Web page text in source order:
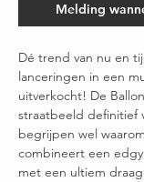
Melding
Dé trend van nu en
lanceringen in een
uitverkocht! De
straatbeeld definitief
begrijpen wel
combineert een
met een ultiem